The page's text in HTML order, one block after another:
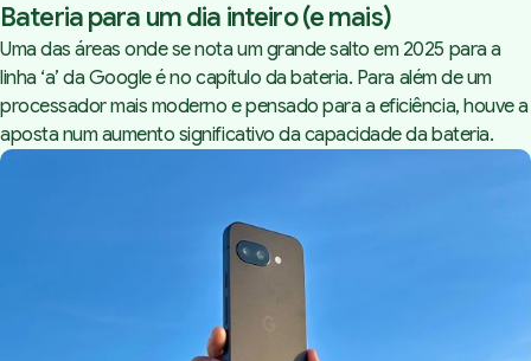
Bateria para um dia inteiro (e mais)
Uma das áreas onde se nota um grande salto em 2025 para a
linha ‘a’ da Google é no capítulo da bateria. Para além de um
processador mais moderno e pensado para a eficiência, houve a
aposta num aumento significativo da capacidade da bateria.